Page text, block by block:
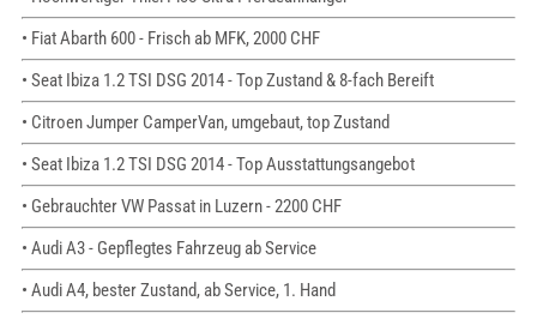
• Fiat Abarth 600 - Frisch ab MFK, 2000 CHF
• Seat Ibiza 1.2 TSI DSG 2014 - Top Zustand & 8-fach Bereift
• Citroen Jumper CamperVan, umgebaut, top Zustand
• Seat Ibiza 1.2 TSI DSG 2014 - Top Ausstattungsangebot
• Gebrauchter VW Passat in Luzern - 2200 CHF
• Audi A3 - Gepflegtes Fahrzeug ab Service
• Audi A4, bester Zustand, ab Service, 1. Hand